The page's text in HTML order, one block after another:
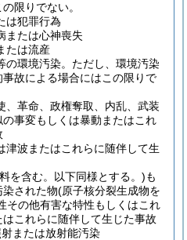
限りでない。
は犯罪行為
または心神喪失
たは流産
環境汚染。 ただし、環境汚染
故による場合にはこの限りで
、革命、政権奪取、内乱、武装
事変もしくは暴動またはこれ
津波またはこれらに随伴して生
を含む。以下同様とする。)も
染された物(原子核分裂生成物を
その他有害な特性もしくはこれ
これらに随伴して生じた事故
または放射能汚染